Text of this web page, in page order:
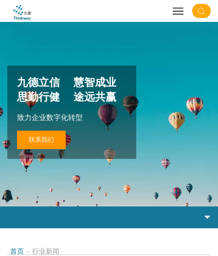
九德立信 慧智成业
思勤行健 途远共赢
致力企业数字化转型
联系我们
首页 - 行业新闻